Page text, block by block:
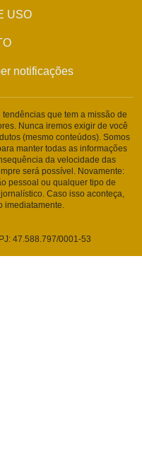
USO
notificações
que tem a missão de
Nunca iremos exigir de você
(mesmo conteúdos). Somos
manter todas as informações
da velocidade das
será possível. Novamente:
pessoal ou qualquer tipo de
Caso isso aconteça,
imediatamente.
47.588.797/0001-53